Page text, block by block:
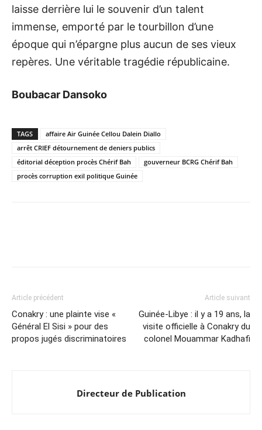
laisse derrière lui le souvenir d’un talent
immense, emporté par le tourbillon d’une
époque qui n’épargne plus aucun de ses vieux
repères. Une véritable tragédie républicaine.
Boubacar Dansoko
TAGS
affaire Air Guinée Cellou Dalein Diallo
arrêt CRIEF détournement de deniers publics
éditorial déception procès Chérif Bah
gouverneur BCRG Chérif Bah
procès corruption exil politique Guinée
Article précédent
Conakry : une plainte vise «
Général El Sisi » pour des
propos jugés discriminatoires
Article suivant
Guinée-Libye : il y a 19 ans, la
visite officielle à Conakry du
colonel Mouammar Kadhafi
Directeur de Publication